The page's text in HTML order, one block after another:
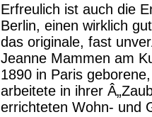
Erfreulich ist auch die
Berlin, einen wirklich
das originale, fast
Jeanne Mammen am
1890 in Paris
arbeitete in ihrer
errichteten Wohn- und